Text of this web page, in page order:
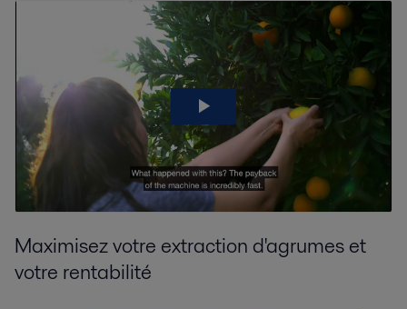
Maximisez votre extraction d'agrumes et
votre rentabilité